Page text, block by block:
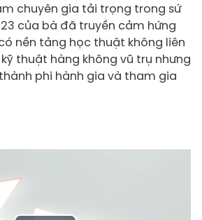
chuyên gia tải trọng trong sứ
của bà đã truyền cảm hứng
nền tảng học thuật không liên
thuật hàng không vũ trụ nhưng
phi hành gia và tham gia